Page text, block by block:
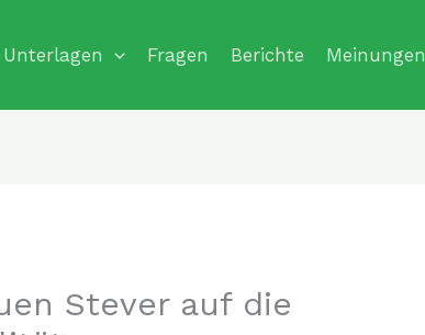
Unterlagen Fragen Berichte Meinungen
Stever auf die